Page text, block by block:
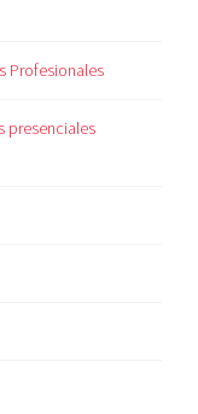
Profesionales
presenciales